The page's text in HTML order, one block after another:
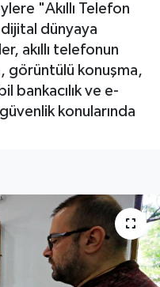
"Akıllı Telefon
dijital dünyaya
akıllı telefonun
görüntülü konuşma,
bankacılık ve e-
konularında